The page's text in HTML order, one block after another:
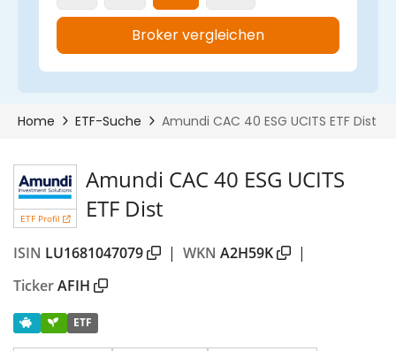
ETF Profil
Amundi CAC 40 ESG UCITS
ETF Dist
ISIN LU1681047079 | WKN A2H59K
|
TickerAFIH
ETF